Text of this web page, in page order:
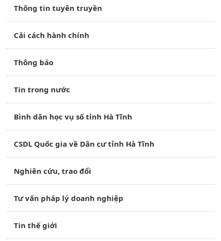
Thông tin tuyên truyền
Cải cách hành chính
Thông báo
Tin trong nước
Bình dân học vụ số tỉnh Hà Tĩnh
CSDL Quốc gia về Dân cư tỉnh Hà Tĩnh
Nghiên cứu, trao đổi
Tư vấn pháp lý doanh nghiệp
Tin thế giới